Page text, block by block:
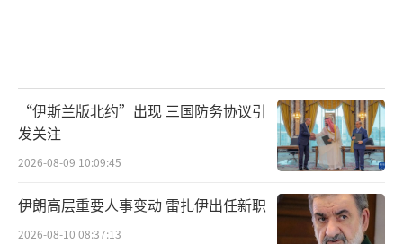
“伊斯兰版北约”出现 三国防务协议引
发关注
2026-08-09 10:09:45
伊朗高层重要人事变动 雷扎伊出任新职
2026-08-10 08:37:13